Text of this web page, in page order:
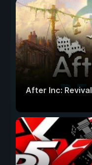
After Inc: Revival